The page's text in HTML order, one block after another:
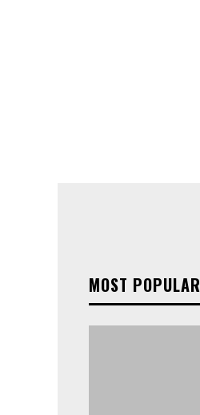
MOST POPULAR